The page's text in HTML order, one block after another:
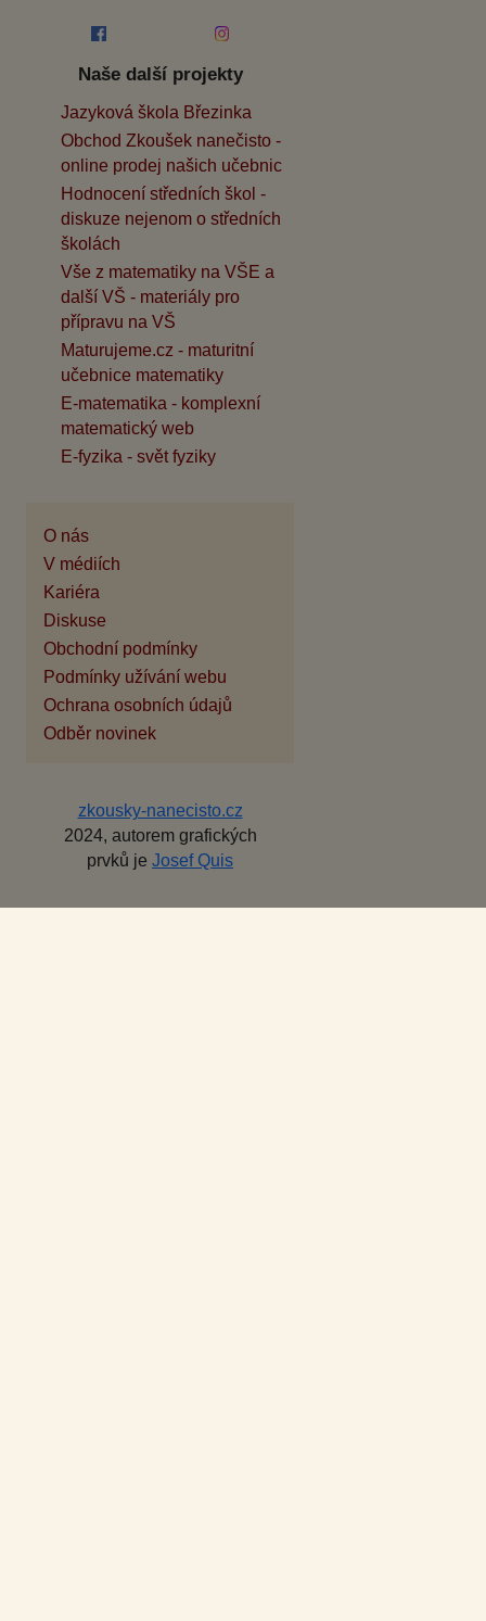
Naše další projekty
Jazyková škola Březinka
Obchod Zkoušek nanečisto -
online prodej našich učebnic
Hodnocení středních škol -
diskuze nejenom o středních
školách
Vše z matematiky na VŠE a
další VŠ - materiály pro
přípravu na VŠ
Maturujeme.cz - maturitní
učebnice matematiky
E-matematika - komplexní
matematický web
E-fyzika - svět fyziky
O nás
V médiích
Kariéra
Diskuse
Obchodní podmínky
Podmínky užívání webu
Ochrana osobních údajů
Odběr novinek
zkousky-nanecisto.cz
2024, autorem grafických
prvků je Josef Quis